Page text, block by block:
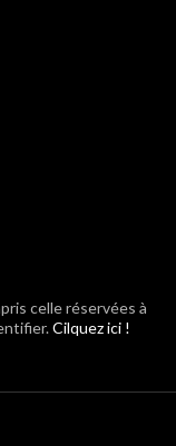
celle réservées à
Cilquez ici !